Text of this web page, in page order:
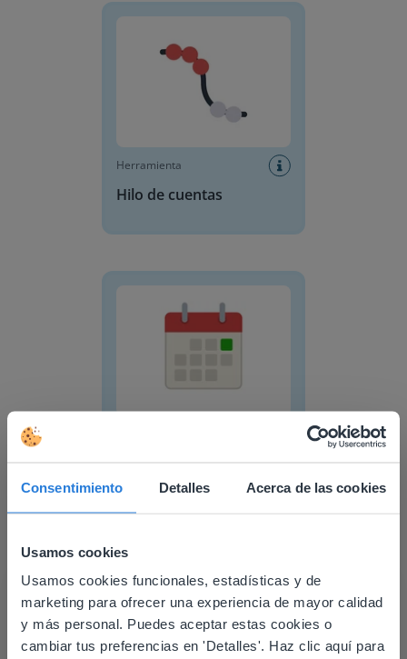
Consentimiento Detalles Acerca de las cookies
Usamos cookies
Usamos cookies funcionales, estadísticas y de
marketing para ofrecer una experiencia de mayor calidad
y más personal. Puedes aceptar estas cookies o
cambiar tus preferencias en 'Detalles'. Haz clic aquí para
Herramienta
Hilo de cuentas
Calendario
This website doesn't match
your location
Based on your location, we think you might